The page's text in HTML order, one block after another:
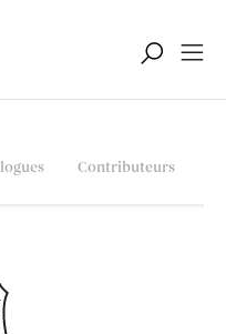
Contributeurs